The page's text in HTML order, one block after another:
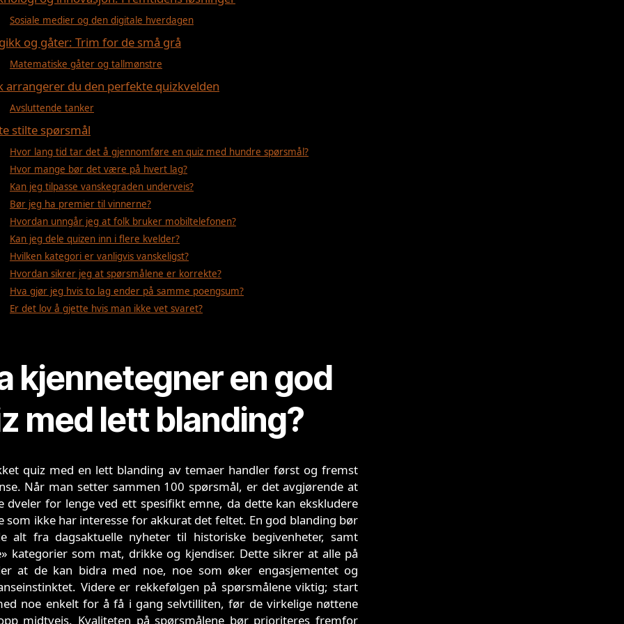
Sosiale medier og den digitale hverdagen
og gåter: Trim for de små grå
Matematiske gåter og tallmønstre
arrangerer du den perfekte quizkvelden
Avsluttende tanker
stilte spørsmål
Hvor lang tid tar det å gjennomføre en quiz med hundre spørsmål?
Hvor mange bør det være på hvert lag?
Kan jeg tilpasse vanskegraden underveis?
Bør jeg ha premier til vinnerne?
Hvordan unngår jeg at folk bruker mobiltelefonen?
Kan jeg dele quizen inn i flere kvelder?
Hvilken kategori er vanligvis vanskeligst?
Hvordan sikrer jeg at spørsmålene er korrekte?
Hva gjør jeg hvis to lag ender på samme poengsum?
Er det lov å gjette hvis man ikke vet svaret?
kjennetegner en god
med lett blanding?
quiz med en lett blanding av temaer handler først og fremst
Når man setter sammen 100 spørsmål, er det avgjørende at
dveler for lenge ved ett spesifikt emne, da dette kan ekskludere
som ikke har interesse for akkurat det feltet. En god blanding bør
alt fra dagsaktuelle nyheter til historiske begivenheter, samt
kategorier som mat, drikke og kjendiser. Dette sikrer at alle på
at de kan bidra med noe, noe som øker engasjementet og
Videre er rekkefølgen på spørsmålene viktig; start
noe enkelt for å få i gang selvtilliten, før de virkelige nøttene
midtveis. Kvaliteten på spørsmålene bør prioriteres fremfor